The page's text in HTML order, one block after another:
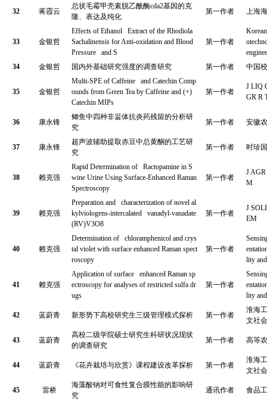
32 蒋霞云
总状毛霉甲壳素脱乙酰酶cda2基因的克
隆、表达及纯化
第一作者 上海
33 金银哲
Effects of Ethanol Extract of the Rhodiola
Sachalinensis for Anti-oxidation and Blood
Pressure and S
第一作者
34
金银哲 国内外基础研究强度的调查研究 第一作者 中国
35 金银哲
Multi-SPE of Caffeine and Catechin Comp
ounds from Green Tea by Caffeine and (+)
Catechin MIPs
第一作者
J LIQ
GR R
36 康永锋
鲫鱼中四种非甾体抗炎药残留的分析研
究
第一作者 安徽
37 康永锋
超声波辅助提取赤豆中总黄酮的工艺研
究
第一作者 时珍
38 赖克强
Rapid Determination of Ractopamine in S
wine Urine Using Surface-Enhanced Raman
Spectroscopy
第一作者
J
M
39 赖克强
Preparation and characterization of novel al
kylviologens-intercalated vanadyl-vanadate
(RV)V3O8
第一作者
J
EM
40 赖克强
Determination of chloramphenicol and crys
tal violet with surface enhanced Raman spect
roscopy
第一作者
lity
41 赖克强
Application of surface enhanced Raman sp
ectroscopy for analyses of restricted sulfa dr
ugs
第一作者
lity
42 蓝蔚青 新形势下高校研究生三级管理模式探析 第一作者
淮海
文社
43 蓝蔚青
高校二级学院硕士研究生科研状况现状
的调查研究
第一作者 高等
44 蓝蔚青 《花卉栽培与欣赏》课程建设改革探析 第一作者
淮海
文社
45 雷桥
海藻酸钠对可食性复合膜性能的影响研
究
通讯作者 食品